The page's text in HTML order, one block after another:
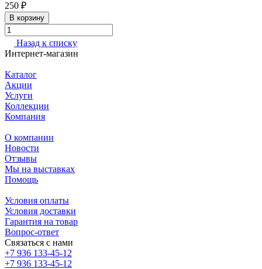
250 ₽
В корзину
Назад к списку
Интернет-магазин
Каталог
Акции
Услуги
Коллекции
Компания
О компании
Новости
Отзывы
Мы на выставках
Помощь
Условия оплаты
Условия доставки
Гарантия на товар
Вопрос-ответ
Связаться с нами
+7 936 133-45-12
+7 936 133-45-12